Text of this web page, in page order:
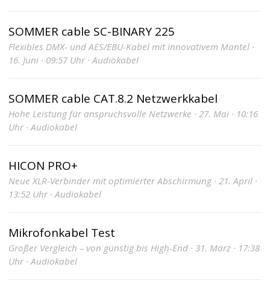
SOMMER cable SC-BINARY 225
Flexibles DMX- und AES/EBU-Kabel mit innovativem Mantel ·
16. Juni · 09:57 Uhr · Audiokabel
SOMMER cable CAT.8.2 Netzwerkkabel
Hohe Leistung für anspruchsvolle Netzwerke · 27. Mai · 10:16
Uhr · Audiokabel
HICON PRO+
Neue XLR-Verbinder mit optimierter Abschirmung · 21. April ·
13:52 Uhr · Audiokabel
Mikrofonkabel Test
Großer Vergleich – von günstig bis High-End · 31. März · 17:38
Uhr · Audiokabel